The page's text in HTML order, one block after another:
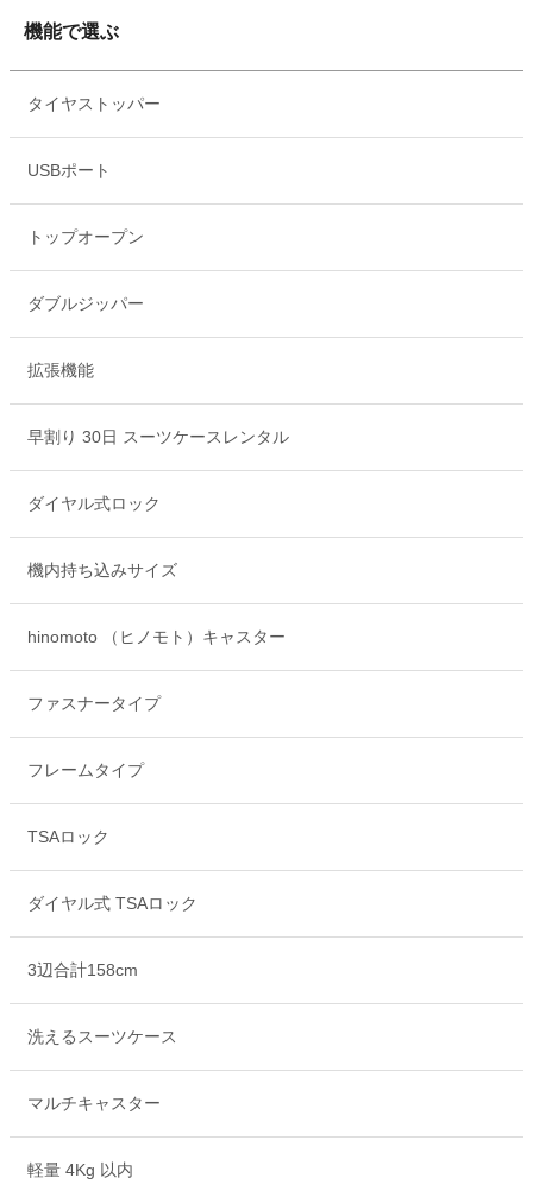
機能で選ぶ
タイヤストッパー
USBポート
トップオープン
ダブルジッパー
拡張機能
早割り 30日 スーツケースレンタル
ダイヤル式ロック
機内持ち込みサイズ
hinomoto （ヒノモト）キャスター
ファスナータイプ
フレームタイプ
TSAロック
ダイヤル式 TSAロック
3辺合計158cm
洗えるスーツケース
マルチキャスター
軽量 4Kg 以内